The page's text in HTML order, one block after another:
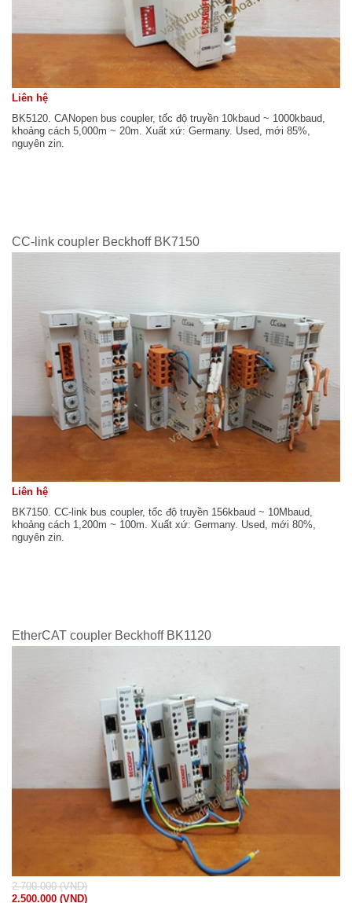
Liên hệ
BK5120. CANopen bus coupler, tốc độ truyền 10kbaud ~ 1000kbaud,
khoảng cách 5,000m ~ 20m. Xuất xứ: Germany. Used, mới 85%,
nguyên zin.
CC-link coupler Beckhoff BK7150
Liên hệ
BK7150. CC-link bus coupler, tốc độ truyền 156kbaud ~ 10Mbaud,
khoảng cách 1,200m ~ 100m. Xuất xứ: Germany. Used, mới 80%,
nguyên zin.
EtherCAT coupler Beckhoff BK1120
2.700.000 (VND)
2.500.000 (VND)